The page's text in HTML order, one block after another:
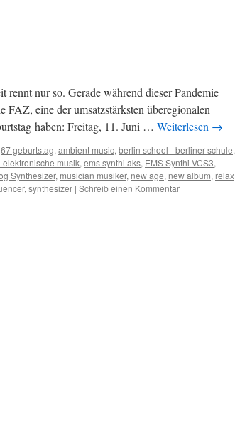
nur so. Gerade während dieser Pandemie
eine der umsatzstärksten überegionalen
haben: Freitag, 11. Juni … Weiterlesen →
67 geburtstag, ambient music, berlin school - berliner schule,
musik, ems synthi aks, EMS Synthi VCS3,
Synthesizer, musician musiker, new age, new album, relax
, synthesizer | Schreib einen Kommentar